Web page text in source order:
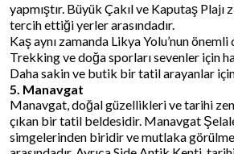
yapmıştır. Büyük Çakıl ve Kaputaş Plajı
tercih ettiği yerler arasındadır.
Kaş aynı zamanda Likya Yolu’nun
Trekking ve doğa sporları sevenler için
Daha sakin ve butik bir tatil arayanlar
5. Manavgat
Manavgat, doğal güzellikleri ve tarihi
çıkan bir tatil beldesidir. Manavgat
simgelerinden biridir ve mutlaka